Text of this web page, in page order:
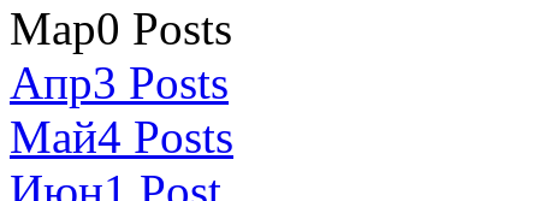
Мар0 Posts
Апр3 Posts
Май4 Posts
Июн1 Post